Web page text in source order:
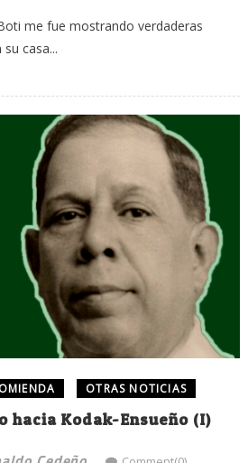
me fue mostrando verdaderas
casa...
OTRAS NOTICIAS
hacia Kodak-Ensueño (I)